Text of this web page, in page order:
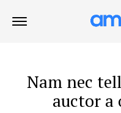
Nam nec
auctor a